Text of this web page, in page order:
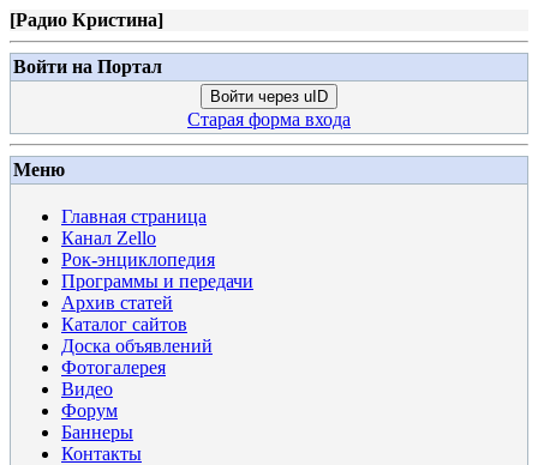
[Радио Кристина]
Войти на Портал
Войти через uID
Старая форма входа
Меню
Главная страница
Канал Zello
Рок-энциклопедия
Программы и передачи
Архив статей
Каталог сайтов
Доска объявлений
Фотогалерея
Видео
Форум
Баннеры
Контакты